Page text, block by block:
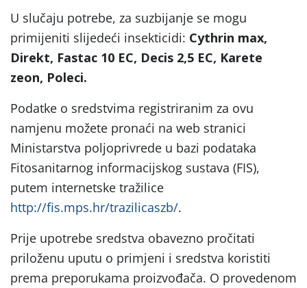
U slučaju potrebe, za suzbijanje se mogu
primijeniti slijedeći insekticidi: Cythrin max,
Direkt, Fastac 10 EC, Decis 2,5 EC, Karete
zeon, Poleci.
Podatke o sredstvima registriranim za ovu
namjenu možete pronaći na web stranici
Ministarstva poljoprivrede u bazi podataka
Fitosanitarnog informacijskog sustava (FIS),
putem internetske tražilice
http://fis.mps.hr/trazilicaszb/.
Prije upotrebe sredstva obavezno pročitati
priloženu uputu o primjeni i sredstva koristiti
prema preporukama proizvođača. O provedenom